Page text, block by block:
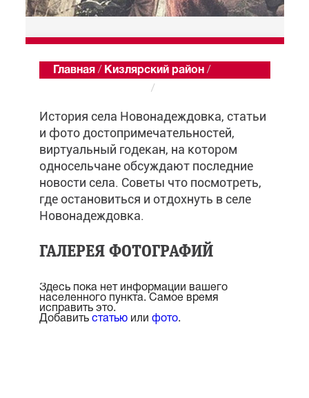
Главная / Кизлярский район /
/
История села Новонадеждовка, статьи
и фото достопримечательностей,
виртуальный годекан, на котором
односельчане обсуждают последние
новости села. Советы что посмотреть,
где остановиться и отдохнуть в селе
Новонадеждовка.
ГАЛЕРЕЯ ФОТОГРАФИЙ
Здесь пока нет информации вашего
населенного пункта. Самое время
исправить это.
Добавить статьюили фото.